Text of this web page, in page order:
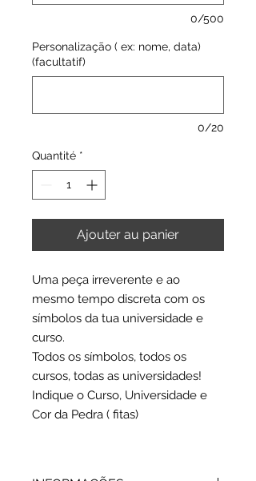
0/500
Personalização ( ex: nome, data)
(facultatif)
0/20
Quantité *
Ajouter au panier
Uma peça irreverente e ao
mesmo tempo discreta com os
símbolos da tua universidade e
curso.
Todos os símbolos, todos os
cursos, todas as universidades!
Indique o Curso, Universidade e
Cor da Pedra ( fitas)